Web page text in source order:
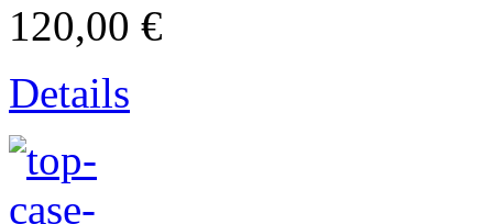
Lambretta
120,00 €
Details